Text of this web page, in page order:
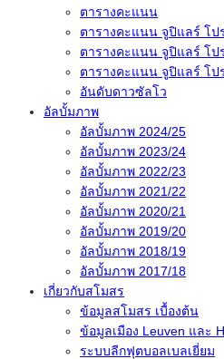
ตารางคะแนน
ตารางคะแนน จูปิแลร์ โป
ตารางคะแนน จูปิแลร์ โป
ตารางคะแนน จูปิแลร์ โป
อันดับดาวซัลโว
อัลบั้มภาพ
อัลบั้มภาพ 2024/25
อัลบั้มภาพ 2023/24
อัลบั้มภาพ 2022/23
อัลบั้มภาพ 2021/22
อัลบั้มภาพ 2020/21
อัลบั้มภาพ 2019/20
อัลบั้มภาพ 2018/19
อัลบั้มภาพ 2017/18
เกี่ยวกับสโมสร
ข้อมูลสโมสร เบื้องต้น
ข้อมูลเมือง Leuven และ
ระบบลีกฟุตบอลเบลเยี่ยม